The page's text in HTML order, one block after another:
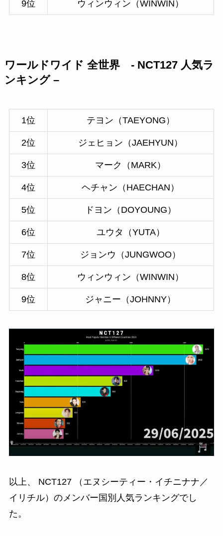
9位 ウィンウィン（WINWIN）
ワールドワイド 全世界 - NCT127 人気ラ
ンキング –
1位 テヨン（TAEYONG）
2位 ジェヒョン（JAEHYUN）
3位 マーク（MARK）
4位 ヘチャン（HAECHAN）
5位 ドヨン（DOYOUNG）
6位 ユウタ（YUTA）
7位 ジョンウ（JUNGWOO）
8位 ウィンウィン（WINWIN）
9位 ジャニー（JOHNNY）
以上、 NCT127 （エヌシーティー・イチニナナ／
イリチル）のメンバー国別人気ランキングでし
た。